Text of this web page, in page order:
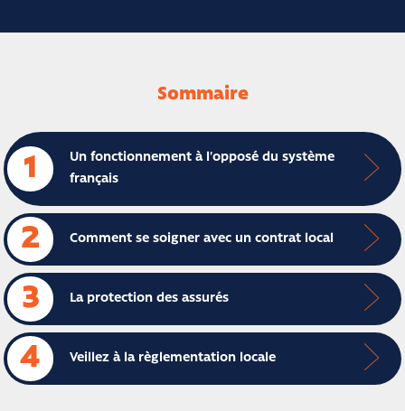
Sommaire
1
Un fonctionnement à l'opposé du système
français
2 Comment se soigner avec un contrat local
3 La protection des assurés
4 Veillez à la règlementation locale